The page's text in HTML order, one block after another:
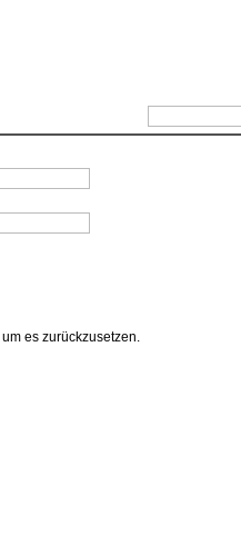
um es zurückzusetzen.